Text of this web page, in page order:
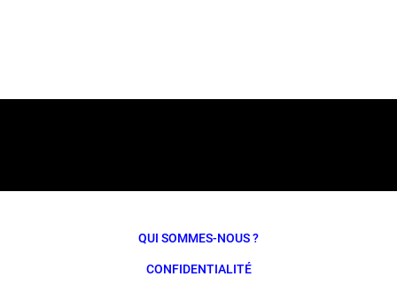
QUI SOMMES-NOUS ?
CONFIDENTIALITÉ